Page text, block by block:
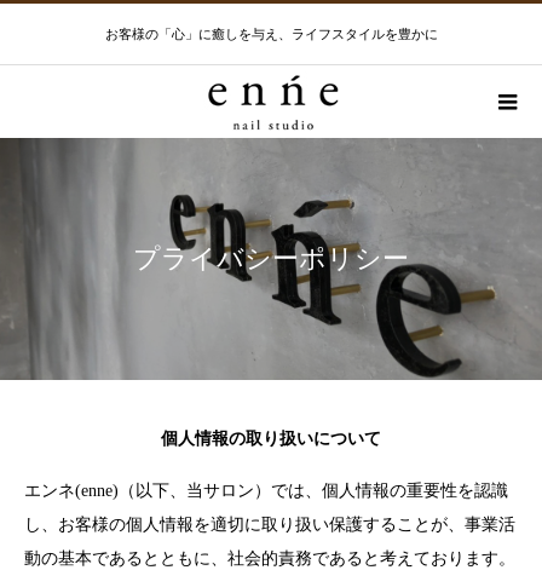
お客様の「心」に癒しを与え、ライフスタイルを豊かに
プライバシーポリシー
個人情報の取り扱いについて
エンネ(enne)（以下、当サロン）では、個人情報の重要性を認識
し、お客様の個人情報を適切に取り扱い保護することが、事業活
動の基本であるとともに、社会的責務であると考えております。